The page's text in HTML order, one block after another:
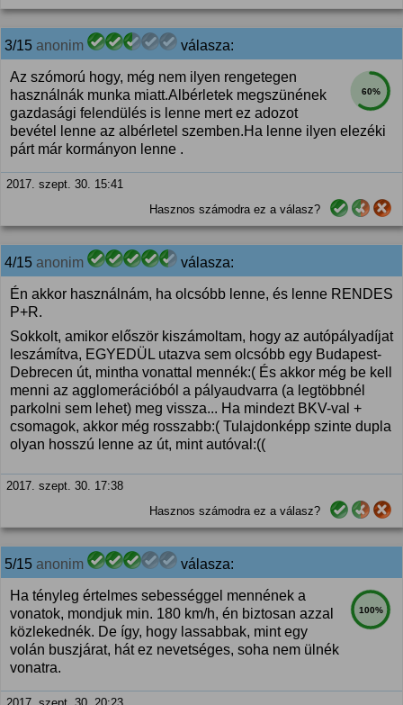
3/15 anonim válasza:
60%
Az szómorú hogy, még nem ilyen rengetegen
használnák munka miatt.Albérletek megszünének
gazdasági felendülés is lenne mert ez adozot
bevétel lenne az albérletel szemben.Ha lenne ilyen elezéki
párt már kormányon lenne .
2017. szept. 30. 15:41
Hasznos számodra ez a válasz?
4/15 anonim válasza:
Én akkor használnám, ha olcsóbb lenne, és lenne RENDES
P+R.
Sokkolt, amikor először kiszámoltam, hogy az autópályadíjat
leszámítva, EGYEDÜL utazva sem olcsóbb egy Budapest-
Debrecen út, mintha vonattal mennék:( És akkor még be kell
menni az agglomerációból a pályaudvarra (a legtöbbnél
parkolni sem lehet) meg vissza... Ha mindezt BKV-val +
csomagok, akkor még rosszabb:( Tulajdonképp szinte dupla
olyan hosszú lenne az út, mint autóval:((
2017. szept. 30. 17:38
Hasznos számodra ez a válasz?
5/15 anonim válasza:
100%
Ha tényleg értelmes sebességgel mennének a
vonatok, mondjuk min. 180 km/h, én biztosan azzal
közlekednék. De így, hogy lassabbak, mint egy
volán buszjárat, hát ez nevetséges, soha nem ülnék
vonatra.